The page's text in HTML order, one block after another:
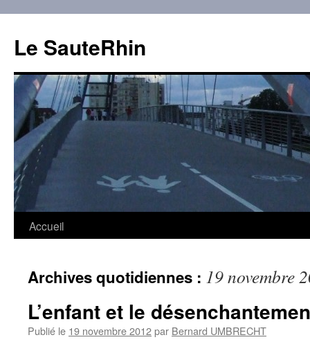
contenu
Le SauteRhin
Accueil
Archives quotidiennes : 19 novembre
L’enfant et le
Publié le 19 novembre 2012par Bernard UMBRECHT